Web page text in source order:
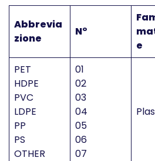
Abbrevia
zione
N°
e
PET
HDPE
PVC
LDPE
PP
PS
OTHER
01
02
03
04
05
06
07